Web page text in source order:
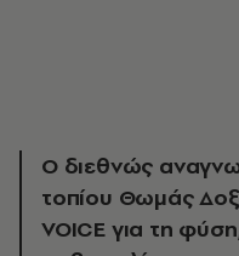
Ο διεθνώς
τοπίου Θωμάς
VOICE για τη